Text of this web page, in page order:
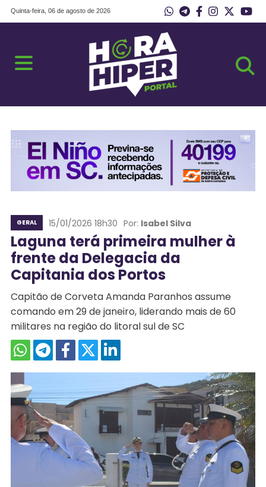
Quinta-feira, 06 de agosto de 2026
GERAL 15/01/2026 18h30 Por: Isabel Silva
Laguna terá primeira mulher à
frente da Delegacia da
Capitania dos Portos
Capitão de Corveta Amanda Paranhos assume
comando em 29 de janeiro, liderando mais de 60
militares na região do litoral sul de SC